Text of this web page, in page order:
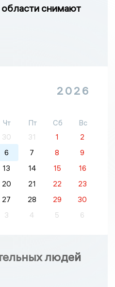
области снимают
2026
Чт Пт Сб
Вс
30 31 1
2
6 7 8
9
13 14 15
16
20 21 22
23
27 28 29
30
3 4 5 6
людей